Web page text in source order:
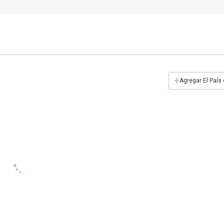
+Agregar El País